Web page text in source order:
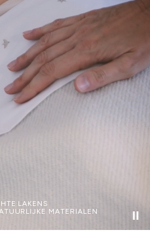
LAKENS
MATERIALEN